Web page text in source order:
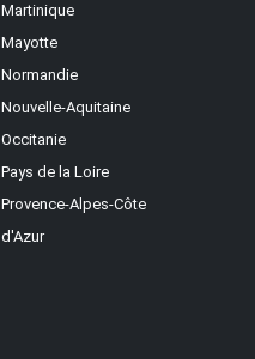
Martinique
Mayotte
Normandie
Nouvelle-Aquitaine
Occitanie
Pays de la Loire
Provence-Alpes-Côte
d'Azur